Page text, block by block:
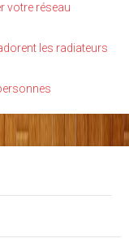
votre réseau
les radiateurs